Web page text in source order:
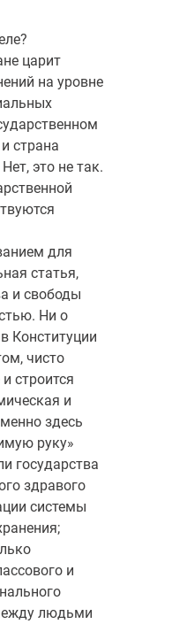
царит
на уровне
страна
это не так.
для
статья,
и свободы
Ни о
Конституции
чисто
строится
и
здесь
руку»
государства
здравого
системы
и
людьми